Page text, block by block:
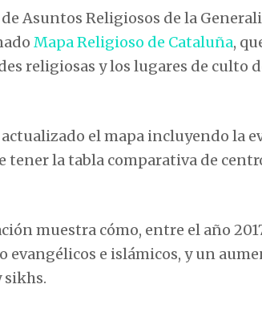
Asuntos Religiosos de la
Mapa Religioso de Cataluña,
religiosas y los lugares de culto
el mapa incluyendo la
la tabla comparativa de
muestra cómo, entre el año
evangélicos e islámicos, y un
sikhs.